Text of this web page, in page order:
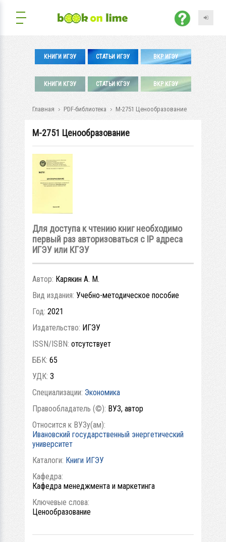
КНИГИ ИГЭУ СТАТЬИ ИГЭУ ВКР ИГЭУ
КНИГИ КГЭУ СТАТЬИ КГЭУ ВКР КГЭУ
Главная PDF-библиотека М-2751 Ценообразование
М-2751 Ценообразование
Для доступа к чтению книг необходимо
первый раз авторизоваться с IP адреса
ИГЭУ или КГЭУ
Автор: Карякин А. М.
Вид издания: Учебно-методическое пособие
Год: 2021
Издательство: ИГЭУ
ISSN/ISBN: отсутствует
ББК: 65
УДК: 3
Специализации: Экономика
Правообладатель (©): ВУЗ, автор
Относится к ВУЗу(ам):
Ивановский государственный энергетический
университет
Каталоги: Книги ИГЭУ
Кафедра:
Кафедра менеджмента и маркетинга
Ключевые слова:
Ценообразование